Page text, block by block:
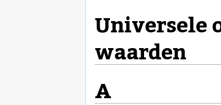
Universele
waarden
A